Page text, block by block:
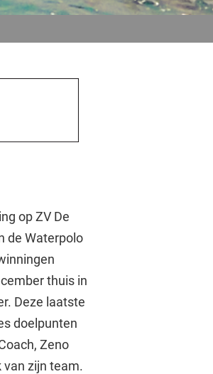
op ZV De
de Waterpolo
thuis in
Deze laatste
doelpunten
Zeno
van zijn team.